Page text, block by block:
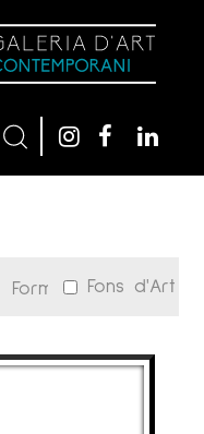
Fons d'Art